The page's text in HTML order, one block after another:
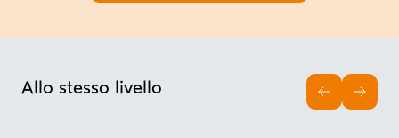
Allo stesso livello
INDIETRO